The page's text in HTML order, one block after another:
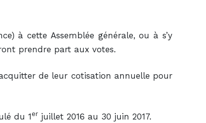
à cette Assemblée générale, ou à s’y
prendre part aux votes.
de leur cotisation annuelle pour
du 1 er juillet 2016 au 30 juin 2017.